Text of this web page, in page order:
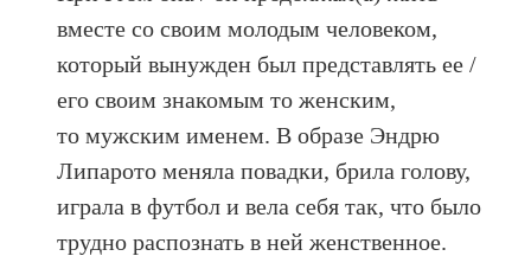
вместе со своим молодым человеком,
который вынужден был представлять ее /
его своим знакомым то женским,
то мужским именем. В образе Эндрю
Липарото меняла повадки, брила голову,
играла в футбол и вела себя так, что было
трудно распознать в ней женственное.